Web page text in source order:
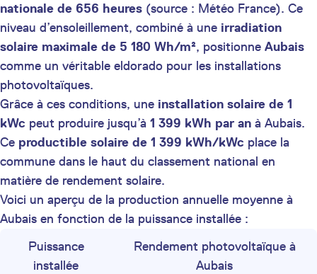
nationale de 656 heures (source : Météo France). Ce
niveau d’ensoleillement, combiné à une irradiation
solaire maximale de 5 180 Wh/m², positionne Aubais
comme un véritable eldorado pour les installations
photovoltaïques.
Grâce à ces conditions, une installation solaire de 1
kWc peut produire jusqu’à 1 399 kWh par an à Aubais.
Ce productible solaire de 1 399 kWh/kWc place la
commune dans le haut du classement national en
matière de rendement solaire.
Voici un aperçu de la production annuelle moyenne à
Aubais en fonction de la puissance installée :
Puissance
installée
Rendement photovoltaïque à
Aubais